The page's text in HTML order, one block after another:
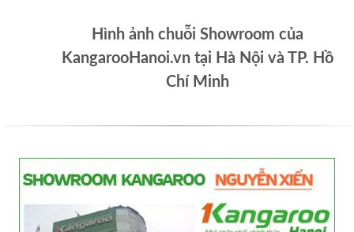
Hình ảnh chuỗi Showroom của
KangarooHanoi.vn tại Hà Nội và TP. Hồ
Chí Minh